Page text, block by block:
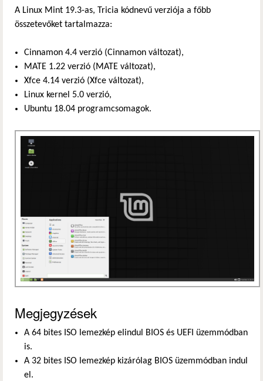
A Linux Mint 19.3-as, Tricia kódnevű verziója a főbb
összetevőket tartalmazza:
Cinnamon 4.4 verzió (Cinnamon változat),
MATE 1.22 verzió (MATE változat),
Xfce 4.14 verzió (Xfce változat),
Linux kernel 5.0 verzió,
Ubuntu 18.04 programcsomagok.
Megjegyzések
A 64 bites ISO lemezkép elindul BIOS és UEFI üzemmódban
is.
A 32 bites ISO lemezkép kizárólag BIOS üzemmódban indul
el.